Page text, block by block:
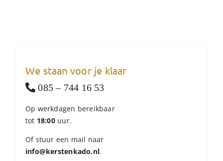
We staan voor je klaar
085 – 744 16 53
Op werkdagen bereikbaar
tot 18:00uur.
Of stuur een mail naar
info@kerstenkado.nl.